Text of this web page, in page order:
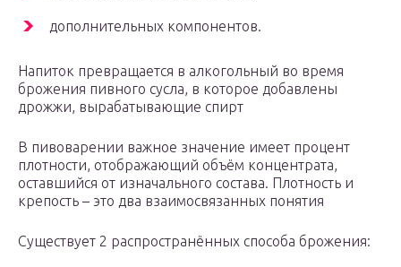
дополнительных компонентов.
Напиток превращается в алкогольный во время
брожения пивного сусла, в которое добавлены
дрожжи, вырабатывающие спирт
В пивоварении важное значение имеет процент
плотности, отображающий объём концентрата,
оставшийся от изначального состава. Плотность и
крепость – это два взаимосвязанных понятия
Существует 2 распространённых способа брожения: